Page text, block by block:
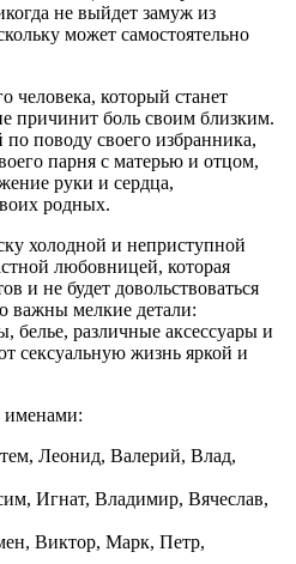
не выйдет замуж из
может самостоятельно
который станет
причинит боль своим близким.
поводу своего избранника,
парня с матерью и отцом,
руки и сердца,
родных.
холодной и неприступной
любовницей, которая
и не будет довольствоваться
важны мелкие детали:
белье, различные аксессуары и
сексуальную жизнь яркой и
именами:
Леонид, Валерий, Влад,
Игнат, Владимир, Вячеслав,
Виктор, Марк, Петр,